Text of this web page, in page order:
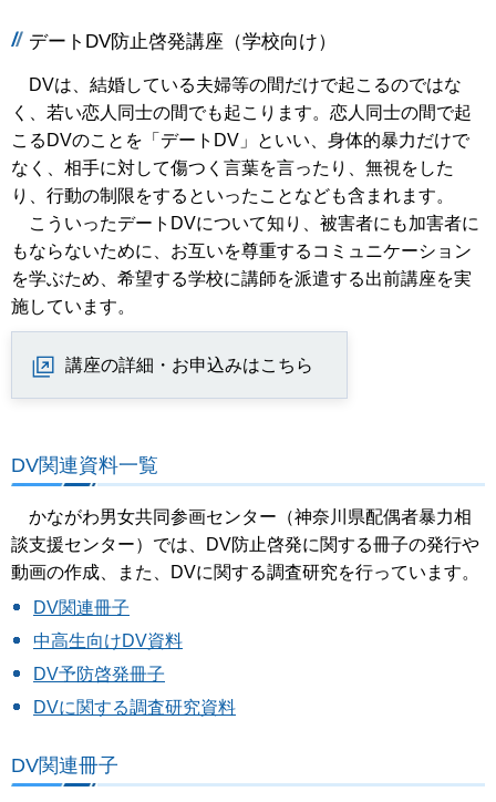
デートDV防止啓発講座（学校向け）
DVは、結婚している夫婦等の間だけで起こるのではな
く、若い恋人同士の間でも起こります。恋人同士の間で起
こるDVのことを「デートDV」といい、身体的暴力だけで
なく、相手に対して傷つく言葉を言ったり、無視をした
り、行動の制限をするといったことなども含まれます。
こういったデートDVについて知り、被害者にも加害者に
もならないために、お互いを尊重するコミュニケーション
を学ぶため、希望する学校に講師を派遣する出前講座を実
施しています。
講座の詳細・お申込みはこちら
DV関連資料一覧
かながわ男女共同参画センター（神奈川県配偶者暴力相
談支援センター）では、DV防止啓発に関する冊子の発行や
動画の作成、また、DVに関する調査研究を行っています。
DV関連冊子
中高生向けDV資料
DV予防啓発冊子
DVに関する調査研究資料
DV関連冊子